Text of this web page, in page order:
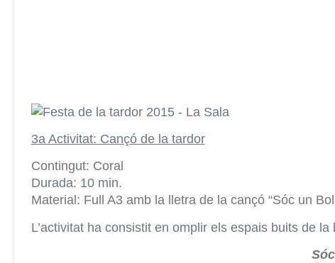
3a Activitat: Cançó de la tardor
Contingut: Coral
Durada: 10 min.
Material: Full A3 amb la lletra de la cançó “Sóc un
L’activitat ha consistit en omplir els espais buits de